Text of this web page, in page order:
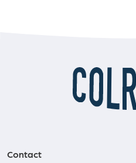
Contact